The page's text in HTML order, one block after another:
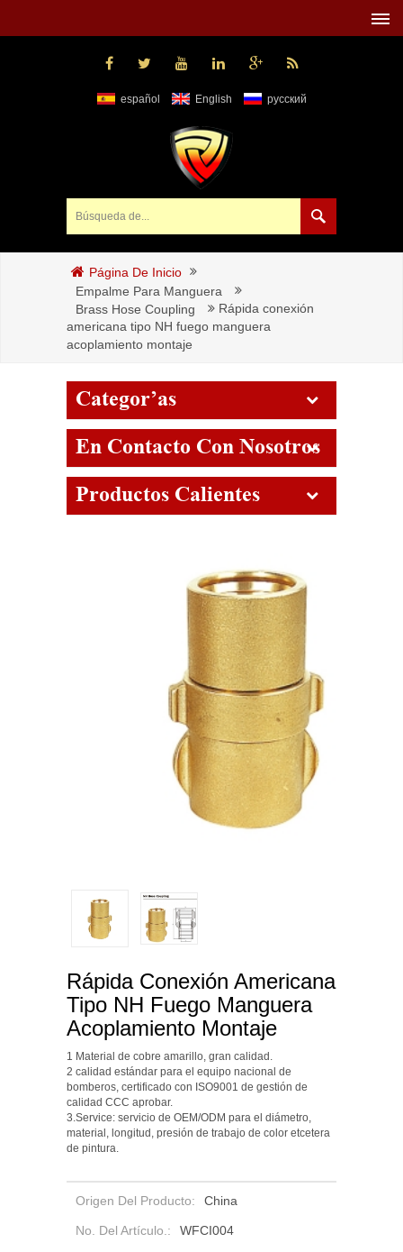
español English русский
Página De Inicio
Empalme Para Manguera
Brass Hose Coupling
Rápida conexión
americana tipo NH fuego manguera
acoplamiento montaje
Categorías
En Contacto Con Nosotros
Productos Calientes
Rápida Conexión Americana
Tipo NH Fuego Manguera
Acoplamiento Montaje
1 Material de cobre amarillo, gran calidad.
2 calidad estándar para el equipo nacional de
bomberos, certificado con ISO9001 de gestión de
calidad CCC aprobar.
3.Service: servicio de OEM/ODM para el diámetro,
material, longitud, presión de trabajo de color etcetera
de pintura.
Origen Del Producto: China
No. Del Artículo.: WFCI004